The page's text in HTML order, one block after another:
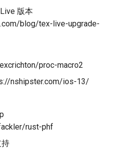
版本
blog/tex-live-upgrade-
proc-macro2
nshipster.com/ios-13/
rust-phf